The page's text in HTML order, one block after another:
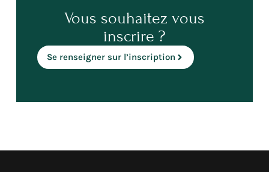
Vous souhaitez vous
inscrire ?
Se renseigner sur l’inscription